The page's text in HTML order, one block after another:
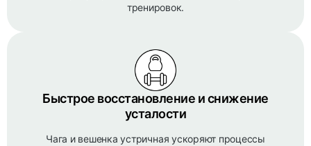
тренировок.
Быстрое восстановление и снижение
усталости
Чага и вешенка устричная ускоряют процессы